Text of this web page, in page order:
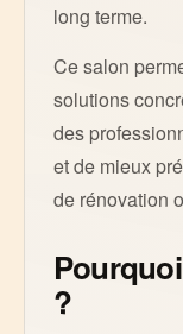
long terme.
Ce salon
solutions
des
et de mieux
de rénovation
?